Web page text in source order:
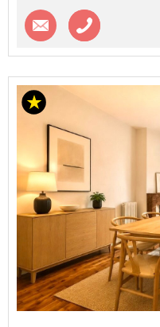
Contacter l'agence